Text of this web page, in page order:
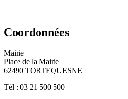
Coordonnées
Mairie
Place de la Mairie
62490 TORTEQUESNE
Tél : 03 21 500 500